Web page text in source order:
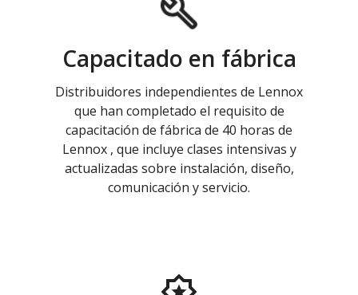
Capacitado en fábrica
Distribuidores independientes de Lennox
que han completado el requisito de
capacitación de fábrica de 40 horas de
Lennox , que incluye clases intensivas y
actualizadas sobre instalación, diseño,
comunicación y servicio.